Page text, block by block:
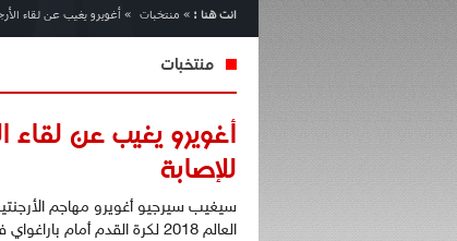
انت هنا : » منتخبات » أغويرو يغيب عن لقاء
منتخبات
أغويرو يغيب عن لقاء
للإصابة
سيغيب سيرجيو أغويرو مهاجم
العالم 2018 لكرة القدم أمام باراغواي في الأسبوع المقبل بعد تفاقم إصابته في الساق اليسرى ...